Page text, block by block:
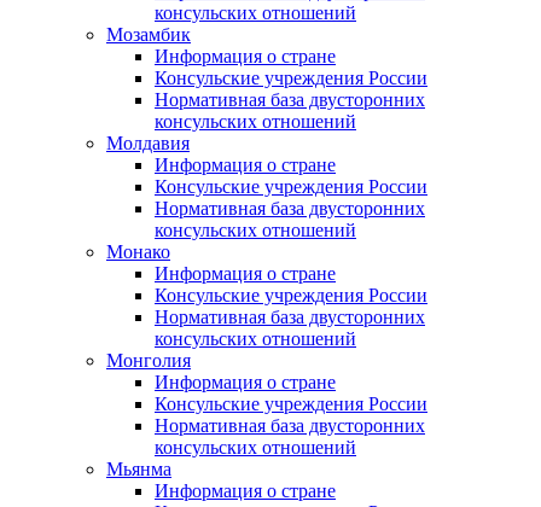
консульских отношений
Мозамбик
Информация о стране
Консульские учреждения России
Нормативная база двусторонних
консульских отношений
Молдавия
Информация о стране
Консульские учреждения России
Нормативная база двусторонних
консульских отношений
Монако
Информация о стране
Консульские учреждения России
Нормативная база двусторонних
консульских отношений
Монголия
Информация о стране
Консульские учреждения России
Нормативная база двусторонних
консульских отношений
Мьянма
Информация о стране